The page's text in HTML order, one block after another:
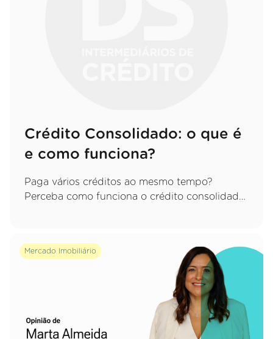
Crédito Consolidado: o que é
e como funciona?
Paga vários créditos ao mesmo tempo?
Perceba como funciona o crédito consolidado,
Mercado Imobiliário